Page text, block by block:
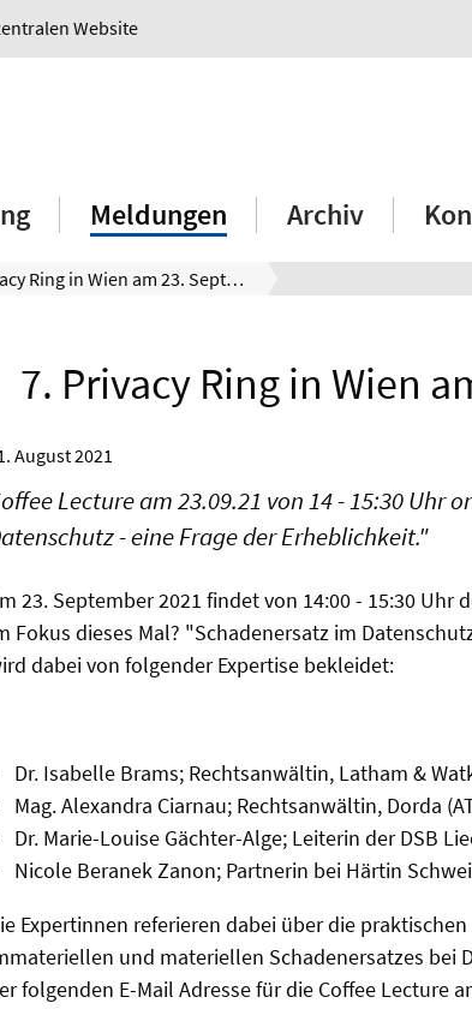
Website
Meldungen Archiv
7. Privacy Ring in Wien am 23. September 2021
7. Privacy Ring in Wien
August 2021
Lecture am 23.09.21 von 14 - 15:30 Uhr
- eine Frage der Erheblichkeit."
23. September 2021 findet von 14:00 - 15:30 Uhr
Fokus dieses Mal? "Schadenersatz im
dabei von folgender Expertise bekleidet:
Dr. Isabelle Brams; Rechtsanwältin, Latham &
Mag. Alexandra Ciarnau; Rechtsanwältin, Dorda
Dr. Marie-Louise Gächter-Alge; Leiterin der DSB
Nicole Beranek Zanon; Partnerin bei Härtin
Expertinnen referieren dabei über die
und materiellen Schadenersatzes bei
folgenden E-Mail Adresse für die Coffee Lecture